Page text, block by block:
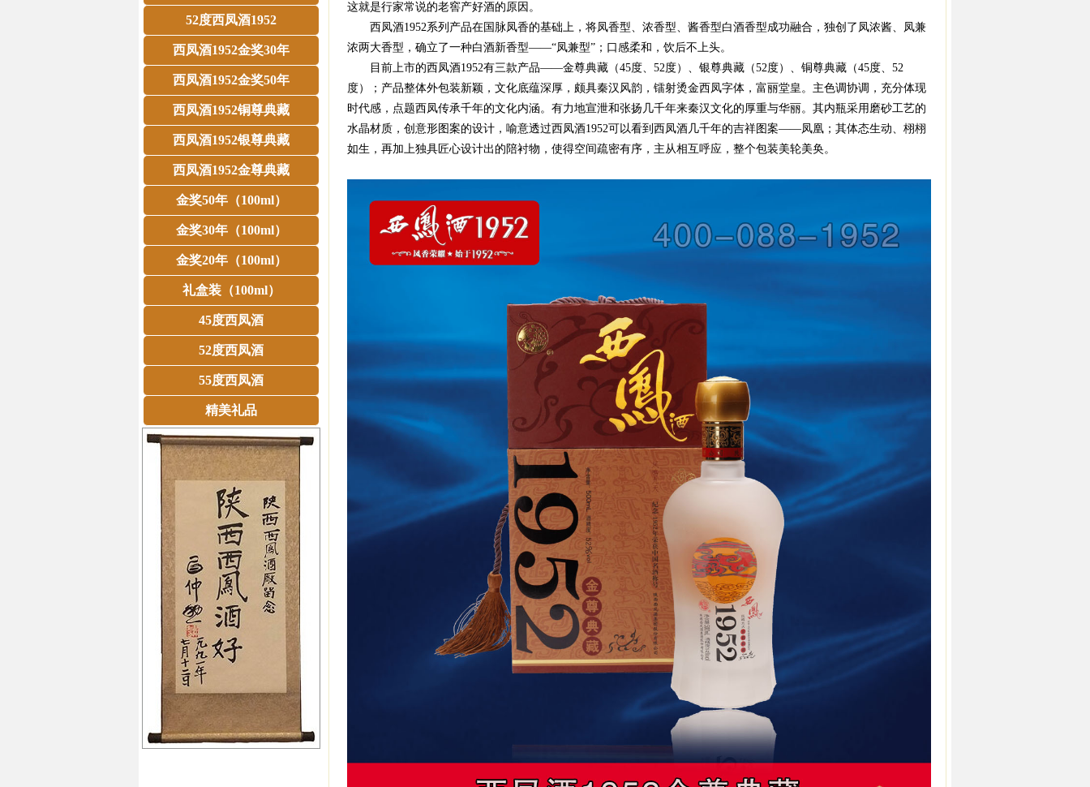
52度西凤酒1952
西凤酒1952金奖30年
西凤酒1952金奖50年
西凤酒1952铜尊典藏
西凤酒1952银尊典藏
西凤酒1952金尊典藏
金奖50年（100ml）
金奖30年（100ml）
金奖20年（100ml）
礼盒装（100ml）
45度西凤酒
52度西凤酒
55度西凤酒
精美礼品
这就是行家常说的老窖产好酒的原因。
西凤酒1952系列产品在国脉凤香的基础上，将凤香型、浓香型、酱香型白酒香型成功融合，独创了凤浓酱、凤兼
浓两大香型，确立了一种白酒新香型——“凤兼型”；口感柔和，饮后不上头。
目前上市的西凤酒1952有三款产品——金尊典藏（45度、52度）、银尊典藏（52度）、铜尊典藏（45度、52
度）；产品整体外包装新颖，文化底蕴深厚，颇具秦汉风韵，镭射烫金西凤字体，富丽堂皇。主色调协调，充分体现
时代感，点题西凤传承千年的文化内涵。有力地宣泄和张扬几千年来秦汉文化的厚重与华丽。其内瓶采用磨砂工艺的
水晶材质，创意形图案的设计，喻意透过西凤酒1952可以看到西凤酒几千年的吉祥图案——凤凰；其体态生动、栩栩
如生，再加上独具匠心设计出的陪衬物，使得空间疏密有序，主从相互呼应，整个包装美轮美奂。